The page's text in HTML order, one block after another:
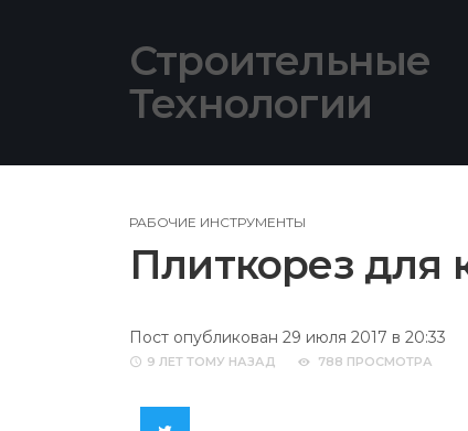
Строительные
Технологии
РАБОЧИЕ ИНСТРУМЕНТЫ
Плиткорез для
Пост опубликован 29 июля 2017 в 20:33
9 ЛЕТ ТОМУ НАЗАД 788 ПРОСМОТРА